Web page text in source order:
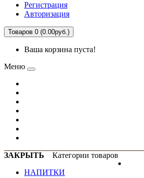
Регистрация
Авторизация
Товаров 0 (0.00руб.)
Ваша корзина пуста!
Меню
ЗАКРЫТЬ Категории товаров
НАПИТКИ